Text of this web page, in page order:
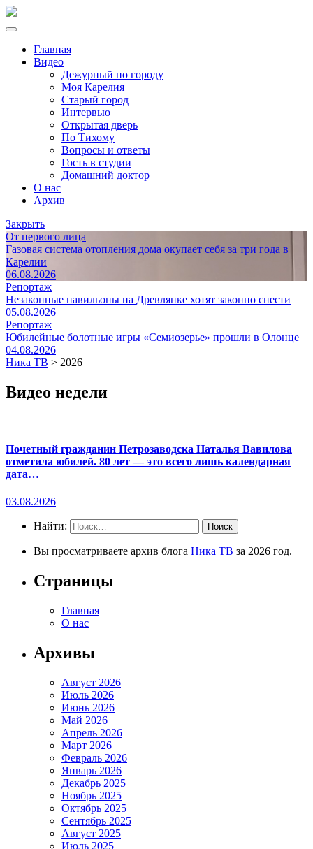
Главная
Видео
Дежурный по городу
Моя Карелия
Старый город
Интервью
Открытая дверь
По Тихому
Вопросы и ответы
Гость в студии
Домашний доктор
О нас
Архив
Закрыть
От первого лица
Газовая система отопления дома окупает себя за три года в
Карелии
06.08.2026
Репортаж
Незаконные павильоны на Древлянке хотят законно снести
05.08.2026
Репортаж
Юбилейные болотные игры «Семиозерье» прошли в Олонце
04.08.2026
Ника ТВ > 2026
Видео недели
Почетный гражданин Петрозаводска Наталья Вавилова
отметила юбилей. 80 лет — это всего лишь календарная
дата…
03.08.2026
Найти:
Вы просматриваете архив блога Ника ТВ за 2026 год.
Страницы
Главная
О нас
Архивы
Август 2026
Июль 2026
Июнь 2026
Май 2026
Апрель 2026
Март 2026
Февраль 2026
Январь 2026
Декабрь 2025
Ноябрь 2025
Октябрь 2025
Сентябрь 2025
Август 2025
Июль 2025